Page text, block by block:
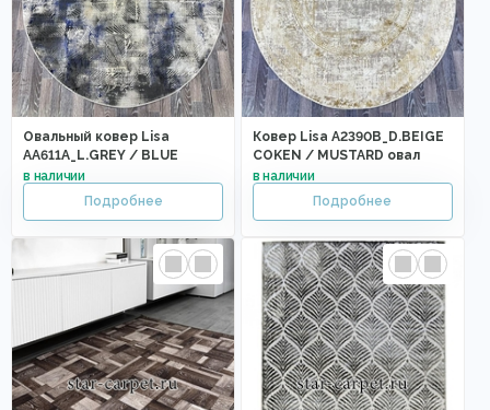
Овальный ковер Lisa
AA611A_L.GREY / BLUE
Ковер Lisa A2390B_D.BEIGE
COKEN / MUSTARD овал